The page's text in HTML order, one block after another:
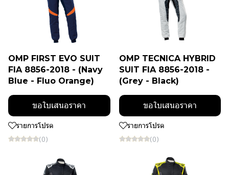
OMP FIRST EVO SUIT
FIA 8856-2018 - (Navy
Blue - Fluo Orange)
ขอใบเสนอราคา
รายการโปรด
(0)
OMP TECNICA HYBRID
SUIT FIA 8856-2018 -
(Grey - Black)
ขอใบเสนอราคา
รายการโปรด
(0)